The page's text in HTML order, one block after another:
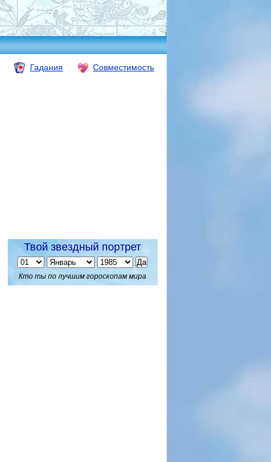
Гадания Совместимость
Твой звездный портрет
Кто ты по лучшим гороскопам мира